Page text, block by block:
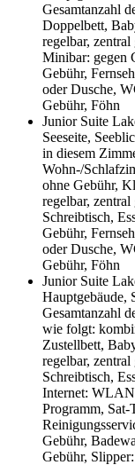
Gesamtanzahl
Doppelbett,
regelbar,
Minibar: gegen
Gebühr,
oder Dusche,
Gebühr, Föhn
Junior Suite
Seeseite,
in diesem
Wohn-/
ohne Gebühr,
regelbar,
Schreibtisch,
Gebühr,
oder Dusche,
Gebühr, Föhn
Junior Suite
Hauptgebäude,
Gesamtanzahl
wie folgt:
Zustellbett,
regelbar, zentral
Schreibtisch,
Internet:
Programm, Sat-
Gebühr,
Gebühr,